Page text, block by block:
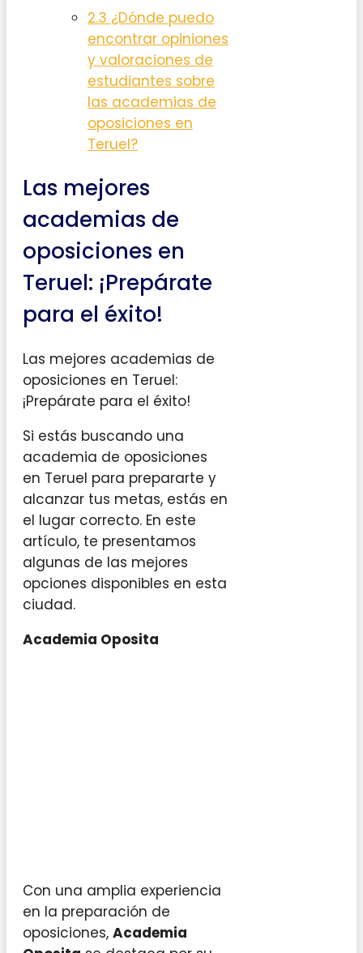
2.3 ¿Dónde puedo
encontrar opiniones
y valoraciones de
estudiantes sobre
las academias de
oposiciones en
Teruel?
Las mejores
academias de
oposiciones en
Teruel: ¡Prepárate
para el éxito!
Las mejores academias de
oposiciones en Teruel:
¡Prepárate para el éxito!
Si estás buscando una
academia de oposiciones
en Teruel para prepararte y
alcanzar tus metas, estás en
el lugar correcto. En este
artículo, te presentamos
algunas de las mejores
opciones disponibles en esta
ciudad.
Academia Oposita
Con una amplia experiencia
en la preparación de
oposiciones, Academia